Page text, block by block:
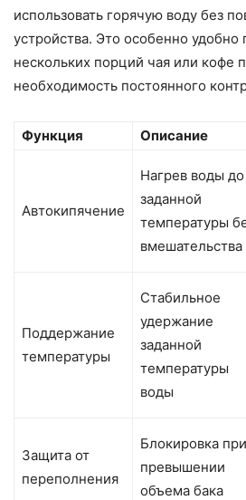
использовать горячую воду без
устройства. Это особенно удобно
нескольких порций чая или кофе
необходимость постоянного
Функция Описание
Автокипячение
Нагрев воды до
заданной
температуры
вмешательства
Поддержание
температуры
Стабильное
удержание
заданной
температуры
воды
Защита от
переполнения
Блокировка при
превышении
объема бака